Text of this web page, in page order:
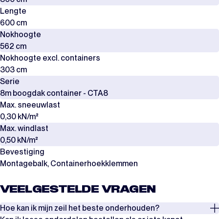
Lengte
600 cm
Nokhoogte
562 cm
Nokhoogte excl. containers
303 cm
Serie
8m boogdak container - CTA8
Max. sneeuwlast
0,30 kN/m²
Max. windlast
0,50 kN/m²
Bevestiging
Montagebalk, Containerhoekklemmen
VEELGESTELDE VRAGEN
Hoe kan ik mijn zeil het beste onderhouden?